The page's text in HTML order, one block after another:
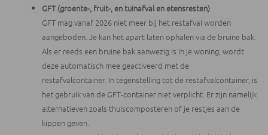
GFT (groente-, fruit-, en tuinafval en etensresten)
GFT mag vanaf 2026 niet meer bij het restafval worden
aangeboden. Je kan het apart laten ophalen via de bruine bak.
Als er reeds een bruine bak aanwezig is in je woning, wordt
deze automatisch mee geactiveerd met de
restafvalcontainer. In tegenstelling tot de restafvalcontainer, is
het gebruik van de GFT-container niet verplicht. Er zijn namelijk
alternatieven zoals thuiscomposteren of je restjes aan de
kippen geven.